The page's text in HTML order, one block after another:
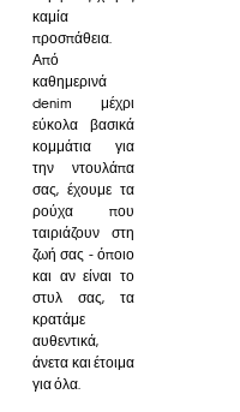
καμία
προσπάθεια.
Από
καθημερινά
denim μέχρι
εύκολα βασικά
κομμάτια για
την ντουλάπα
σας, έχουμε τα
ρούχα που
ταιριάζουν στη
ζωή σας - όποιο
και αν είναι το
στυλ σας, τα
κρατάμε
αυθεντικά,
άνετα και έτοιμα
για όλα.